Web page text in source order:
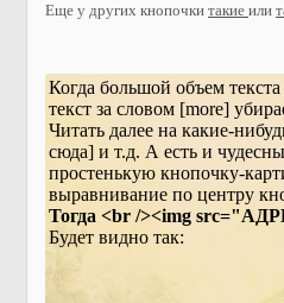
Еще у других кнопочки такие или
Когда большой объем
текст за словом [more]
Читать далее на какие-
сюда] и т.д. А есть и
простенькую кнопочку-
выравнивание по центру
Тогда <br /><img
Будет видно так: